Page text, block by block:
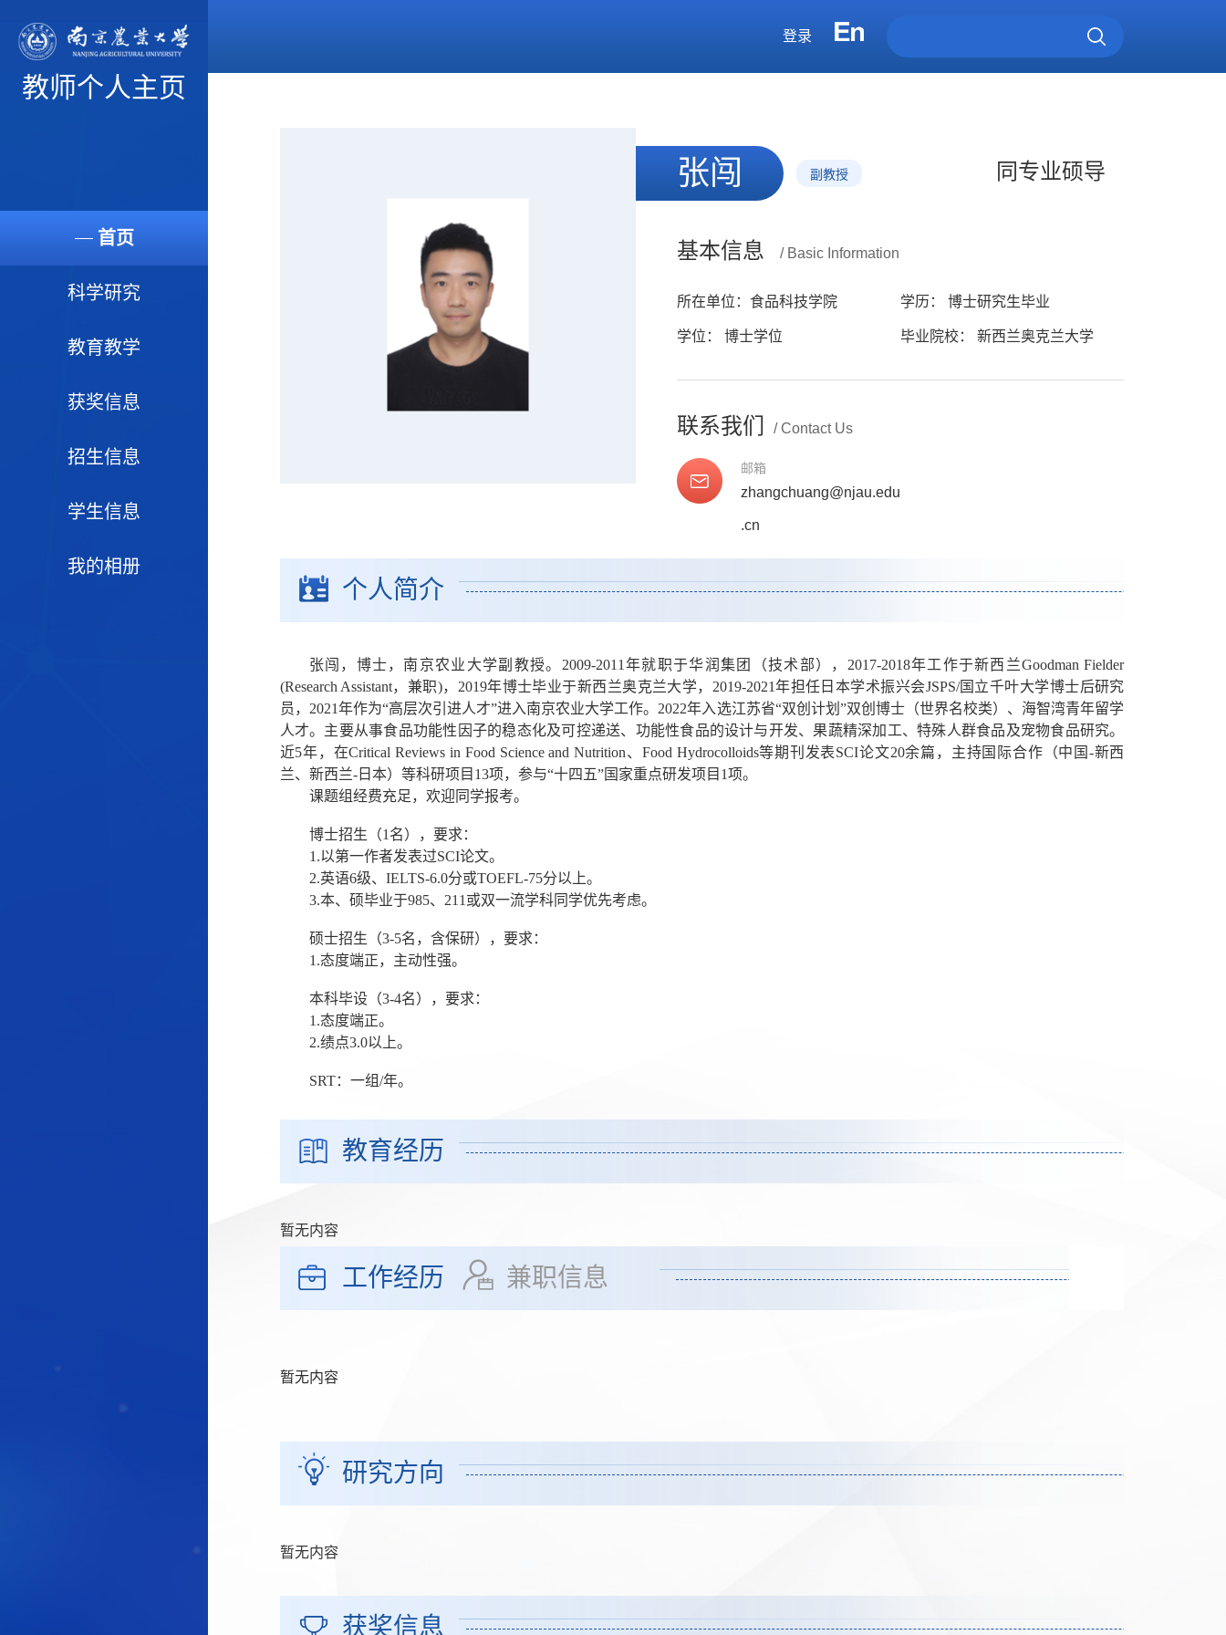
教师个人主页
首页
科学研究
教育教学
获奖信息
招生信息
学生信息
我的相册
登录
张闯 副教授 同专业硕导
基本信息 / Basic Information
所在单位：食品科技学院 学历： 博士研究生毕业
学位： 博士学位 毕业院校： 新西兰奥克兰大学
联系我们 / Contact Us
邮箱
zhangchuang@njau.edu
.cn
个人简介
张闯，博士，南京农业大学副教授。2009-2011年就职于华润集团（技术部）， 2017-2018年工作于新西兰Goodman Fielder
(Research Assistant，兼职)， 2019年博士毕业于新西兰奥克兰大学，2019-2021年担任日本学术振兴会JSPS/国立千叶大学博士后研究
员，2021年作为“高层次引进人才”进入南京农业大学工作。2022年入选江苏省“双创计划”双创博士（世界名校类）、海智湾青年留学
人才。主要从事食品功能性因子的稳态化及可控递送、功能性食品的设计与开发、果蔬精深加工、特殊人群食品及宠物食品研究。
近5年，在Critical Reviews in Food Science and Nutrition、Food Hydrocolloids等期刊发表SCI论文20余篇，主持国际合作（中国-新西
兰、新西兰-日本）等科研项目13项，参与“十四五”国家重点研发项目1项。
课题组经费充足，欢迎同学报考。
博士招生（1名），要求：
1.以第一作者发表过SCI论文。
2.英语6级、IELTS-6.0分或TOEFL-75分以上。
3.本、硕毕业于985、211或双一流学科同学优先考虑。
硕士招生（3-5名，含保研），要求：
1.态度端正，主动性强。
本科毕设（3-4名），要求：
1.态度端正。
2.绩点3.0以上。
SRT：一组/年。
教育经历
暂无内容
工作经历 兼职信息
暂无内容
研究方向
暂无内容
获奖信息